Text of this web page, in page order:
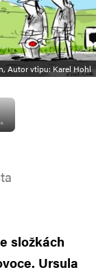
Autor vtipu: Karel Hohl
složkách
Ursula